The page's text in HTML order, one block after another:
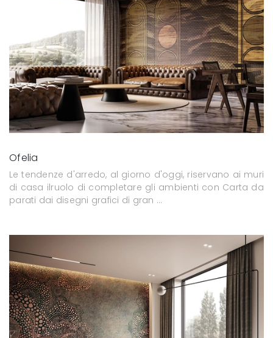
Ofelia
Le tendenze d'arredo, al giorno d'oggi, riservano ai muri
di casa ilruolo di completare gli ambienti con Carta da
parati dai disegni grafici di gran ...